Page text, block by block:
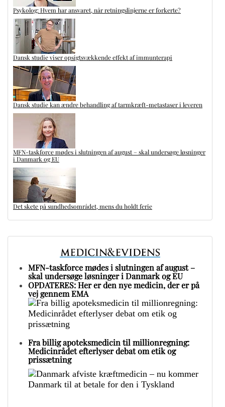
Psykolog: Hvem har ansvaret, når retningslinjerne er forkerte?
Dansk studie viser opsigtsvækkende effekt af immunterapi
Dansk studie kan ændre behandling af tarmkræft-metastaser i leveren
MFN-taskforce mødes i slutningen af august – skal undersøge løsninger
i Danmark og EU
Det skete på sundhedsområdet, mens du holdt ferie
MFN-taskforce mødes i slutningen af august –
skal undersøge løsninger i Danmark og EU
OPDATERES: Her er den nye medicin, der er på
vej gennem EMA
Fra billig apoteksmedicin til millionregning:
Medicinrådet efterlyser debat om etik og
prissætning